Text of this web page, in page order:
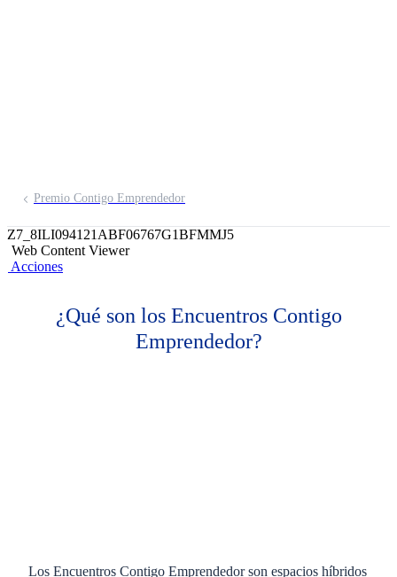
Premio Contigo Emprendedor
Z7_8ILI094121ABF06767G1BFMMJ5
Web Content Viewer
Acciones
Los Encuentros Contigo Emprendedor son espacios híbridos
¿Qué son los Encuentros Contigo
Emprendedor?